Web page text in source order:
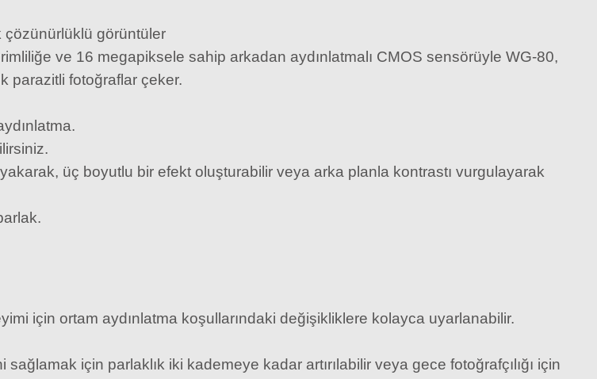
No8 Company Optik Temizleme Spreyi (120ML)
çözünürlüklü görüntüler
ve 16 megapiksele sahip arkadan aydınlatmalı CMOS sensörüyle WG-80,
parazitli fotoğraflar çeker.
yakarak, üç boyutlu bir efekt oluşturabilir veya arka planla kontrastı vurgulayarak
için ortam aydınlatma koşullarındaki değişikliklere kolayca uyarlanabilir.
için parlaklık iki kademeye kadar artırılabilir veya gece fotoğrafçılığı için